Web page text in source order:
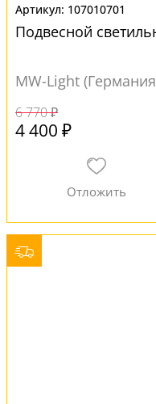
107010701
Подвесной
MW-Light
6 770 ₽
4 400 ₽